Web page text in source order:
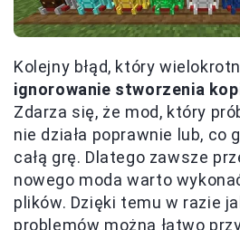
Kolejny błąd, który
ignorowanie stworzenia
Zdarza się, że mod, który
nie działa poprawnie lub, co
całą grę. Dlatego zawsze
nowego moda warto
plików. Dzięki temu w razie
problemów można łatwo